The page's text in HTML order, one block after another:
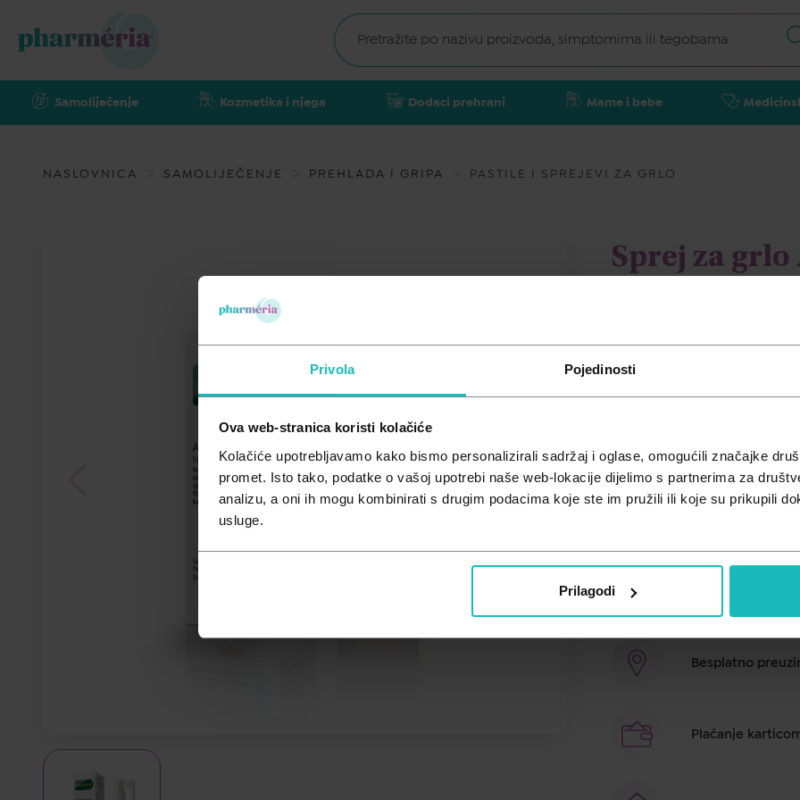
Privola Pojedinosti
Ova web-stranica koristi kolačiće
Kolačiće upotrebljavamo kako bismo personalizirali sadržaj i oglase, omogućili značajke
promet. Isto tako, podatke o vašoj upotrebi naše web-lokacije dijelimo s partnerima za
analizu, a oni ih mogu kombinirati s drugim podacima koje ste im pružili ili koje su prikupili
usluge.
Prilagodi
Samoliječenje Kozmetika i njega Dodaci prehrani Mame i bebe
NASLOVNICA SAMOLIJEČENJE PREHLADA I GRIPA PASTILE I SPREJEVI ZA GRLO
Sprej za
9,20 €
Sprej za grlo i usnu šupljinu .
simptome kod kod pojave afti,
alkohol i konzervans te je
Brza dostava u
Besplatno
Plaćanje